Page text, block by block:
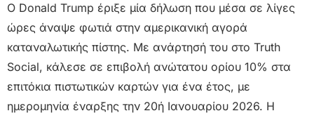
Ο Donald Trump έριξε μία δήλωση που μέσα σε λίγες
ώρες άναψε φωτιά στην αμερικανική αγορά
καταναλωτικής πίστης. Με ανάρτησή του στο Truth
Social, κάλεσε σε επιβολή ανώτατου ορίου 10% στα
επιτόκια πιστωτικών καρτών για ένα έτος, με
ημερομηνία έναρξης την 20ή Ιανουαρίου 2026. Η